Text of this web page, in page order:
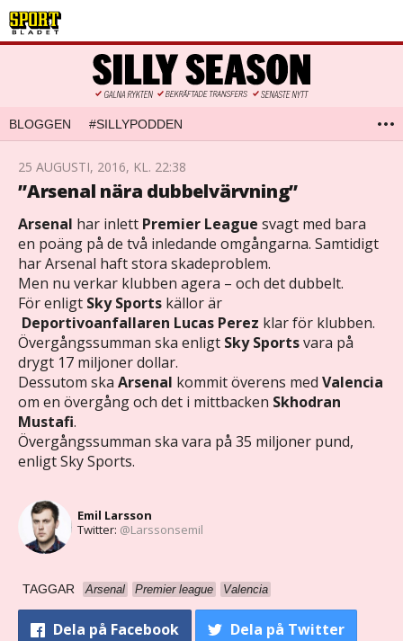
BLOGGEN #SILLYPODDEN
25 AUGUSTI, 2016, KL. 22:38
”Arsenal nära dubbelvärvning”
Arsenal har inlett Premier League svagt med bara
en poäng på de två inledande omgångarna. Samtidigt
har Arsenal haft stora skadeproblem.
Men nu verkar klubben agera – och det dubbelt.
För enligt Sky Sports källor är
Deportivoanfallaren Lucas Perez klar för klubben.
Övergångssumman ska enligt Sky Sportsvara på
drygt 17 miljoner dollar.
Dessutom ska Arsenal kommit överens med Valencia
om en övergång och det i mittbacken Skhodran
Mustafi.
Övergångssumman ska vara på 35 miljoner pund,
enligt Sky Sports.
Emil Larsson
Twitter: @Larssonsemil
TAGGAR Arsenal Premier league Valencia
Dela på Facebook Dela på Twitter